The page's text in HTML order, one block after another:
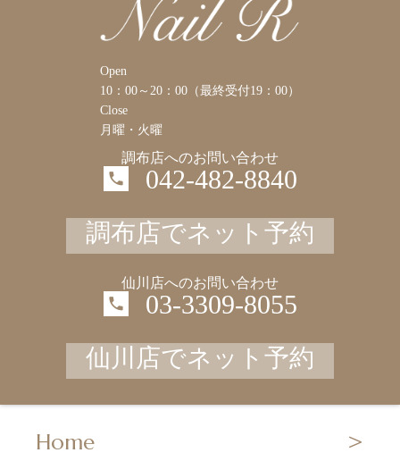
Open
10：00～20：00（最終受付19：00）
Close
月曜・火曜
調布店へのお問い合わせ
042-482-8840
調布店でネット予約
仙川店へのお問い合わせ
03-3309-8055
仙川店でネット予約
Home